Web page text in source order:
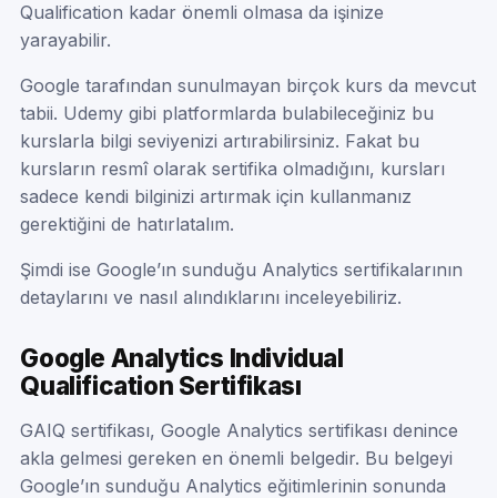
Qualification kadar önemli olmasa da işinize
yarayabilir.
Google tarafından sunulmayan birçok kurs da mevcut
tabii. Udemy gibi platformlarda bulabileceğiniz bu
kurslarla bilgi seviyenizi artırabilirsiniz. Fakat bu
kursların resmî olarak sertifika olmadığını, kursları
sadece kendi bilginizi artırmak için kullanmanız
gerektiğini de hatırlatalım.
Şimdi ise Google’ın sunduğu Analytics sertifikalarının
detaylarını ve nasıl alındıklarını inceleyebiliriz.
Google Analytics Individual
Qualification Sertifikası
GAIQ sertifikası, Google Analytics sertifikası denince
akla gelmesi gereken en önemli belgedir. Bu belgeyi
Google’ın sunduğu Analytics eğitimlerinin sonunda